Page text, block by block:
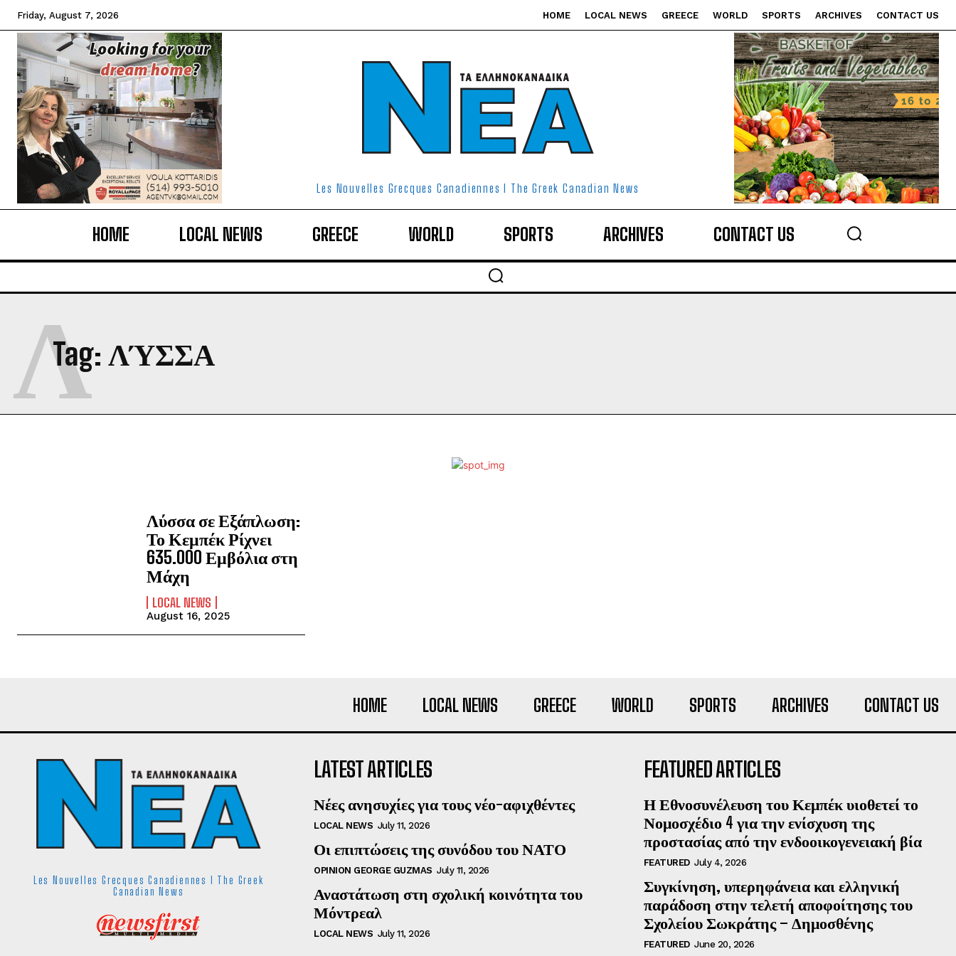
Friday, August 7, 2026 HOME LOCAL NEWS GREECE WORLD SPORTS ARCHIVES CONTACT US
Les Nouvelles Grecques Canadiennes I The Greek Canadian News
HOME LOCAL NEWS GREECE WORLD SPORTS ARCHIVES CONTACT US
Tag: ΛΎΣΣΑ
Λ
Λύσσα σε Εξάπλωση:
Το Κεμπέκ Ρίχνει
635.000 Εμβόλια στη
Μάχη
LOCAL NEWS
August 16, 2025
HOME LOCAL NEWS GREECE WORLD SPORTS ARCHIVES CONTACT US
Les Nouvelles Grecques Canadiennes I The Greek
Canadian News
LATEST ARTICLES
Νέες ανησυχίες για τους νέο-αφιχθέντες
LOCAL NEWS July 11, 2026
Οι επιπτώσεις της συνόδου του ΝΑΤΟ
OPINION GEORGE GUZMAS July 11, 2026
Αναστάτωση στη σχολική κοινότητα του
Μόντρεαλ
LOCAL NEWS July 11, 2026
FEATURED ARTICLES
Η Εθνοσυνέλευση του Κεμπέκ υιοθετεί το
Νομοσχέδιο 4 για την ενίσχυση της
προστασίας από την ενδοοικογενειακή βία
FEATURED July 4, 2026
Συγκίνηση, υπερηφάνεια και ελληνική
παράδοση στην τελετή αποφοίτησης του
Σχολείου Σωκράτης – Δημοσθένης
FEATURED June 20, 2026